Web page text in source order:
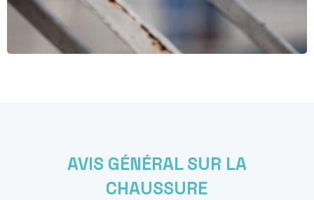
AVIS GÉNÉRAL SUR LA
CHAUSSURE